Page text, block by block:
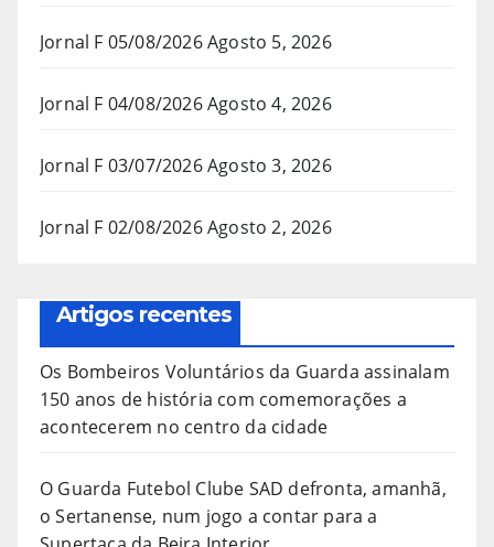
Jornal F 05/08/2026Agosto 5, 2026
Jornal F 04/08/2026Agosto 4, 2026
Jornal F 03/07/2026Agosto 3, 2026
Jornal F 02/08/2026Agosto 2, 2026
Artigos recentes
Os Bombeiros Voluntários da Guarda assinalam
150 anos de história com comemorações a
acontecerem no centro da cidade
O Guarda Futebol Clube SAD defronta, amanhã,
o Sertanense, num jogo a contar para a